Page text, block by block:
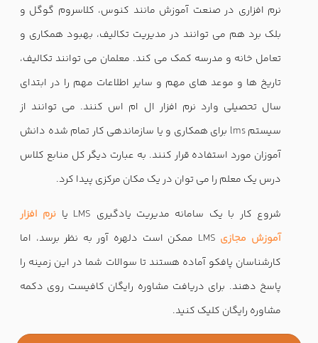
نرم افزاری در صنعت آموزش مانند کنوس، کلاسروم گوگل و
بلک برد هم می توانند در مدیریت تکالیف، بهبود همکاری و
تعامل خانه و مدرسه کمک می کند. معلمان می توانند تکالیف،
تاریخ ها و موعد های مهم و سایر اطلاعات مهم را در ابتدای
سال تحصیلی وارد نرم افزار ال ام اس کنند. می توانند از
سیستمlms برای همکاری و یا سازماندهی کار تمام شده دانش
آموزان مورد استفاده قرار کنند. به عبارت دیگر کل منابع کلاس
درس یک معلم را می توان در یک مکان مرکزی پیدا کرد.
شروع کار با یک سامانه مدیریت یادگیری LMS یا نرم افزار
آموزش مجازی LMS ممکن است دلهره آور به نظر برسد، اما
کارشناسان پافکو آماده هستند تا سوالات شما در این زمینه را
پاسخ دهند. برای دریافت مشاوره رایگان کافیست روی دکمه
مشاوره رایگان کلیک کنید.